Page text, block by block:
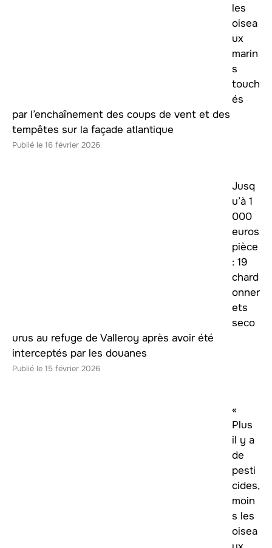
les
oisea
ux
marin
s
touch
és
par l’enchaînement des coups de vent et des
tempêtes sur la façade atlantique
16 février 2026
Jusq
u’à 1
000
euros
pièce
: 19
chard
onner
ets
seco
urus au refuge de Valleroy après avoir été
interceptés par les douanes
15 février 2026
«
Plus
il y a
de
pesti
cides,
moin
s les
oisea